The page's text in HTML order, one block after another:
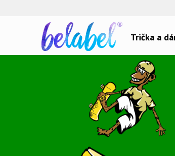
Trička a
Dárky pro maminku
Dárky pro ségru
Dárky pro babičku
Dárky pro tátu
Dárky pro bráchu
Dárky pro partnera
Humor